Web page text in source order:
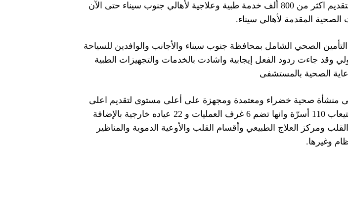
وقد اضاف احمد السبكي أن مستشفى شرم الشيخ الدولي قامت بتقديم اكثر من 800 ألف خدمة طبية وعلاجية لأهالي جنوب سيناء حتى الآن
الصحية المقدمة لأهالي سيناء.
الصحي الشامل بمحافظة جنوب سيناء والأجانب والوافدين للسياحة
وقد جاءت ردود الفعل إيجابية واشادت بالخدمات والتجهيزات الطبية
الصحية بالمستشفى
منشأة صحية خضراء ومعتمدة ومجهزة على أعلى مستوى لتقديم اعلى
مستوى من الخدمات طبية ولفت إلى أن المستشفي تقدر على استيعاب 110 أسرّة وانها تضم 6 غرف العمليات و 22 عياده خارجية بالإضافة
ومركز العلاج الطبيعي وأقسام القلب والأوعية الدموية والمناظير
وغيرها.